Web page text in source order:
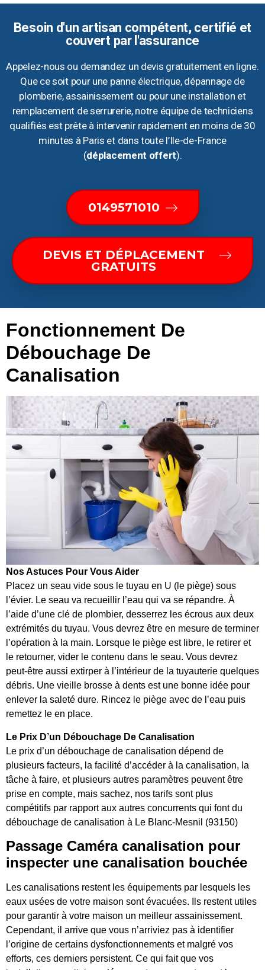
Besoin d'un artisan compétent, certifié et
couvert par l'assurance
Appelez-nous ou demandez un devis gratuitement en ligne.
Que ce soit pour une panne électrique, dépannage de
plomberie, assainissement ou pour une installation et
remplacement de serrurerie, notre équipe de techniciens
qualifiés est prête à intervenir rapidement en moins de 30
minutes à Paris et dans toute l’Ile-de-France
(déplacement offert).
0149571010
DEVIS ET DÉPLACEMENT
GRATUITS
Fonctionnement De
Débouchage De
Canalisation
Nos Astuces Pour Vous Aider
Placez un seau vide sous le tuyau en U (le piège) sous
l’évier. Le seau va recueillir l’eau qui va se répandre. À
l’aide d’une clé de plombier, desserrez les écrous aux deux
extrémités du tuyau. Vous devrez être en mesure de terminer
l’opération à la main. Lorsque le piège est libre, le retirer et
le retourner, vider le contenu dans le seau. Vous devrez
peut-être aussi extirper à l’intérieur de la tuyauterie quelques
débris. Une vieille brosse à dents est une bonne idée pour
enlever la saleté dure. Rincez le piège avec de l’eau puis
remettez le en place.
Le Prix D’un Débouchage De Canalisation
Le prix d’un débouchage de canalisation dépend de
plusieurs facteurs, la facilité d’accéder à la canalisation, la
tâche à faire, et plusieurs autres paramètres peuvent être
prise en compte, mais sachez, nos tarifs sont plus
compétitifs par rapport aux autres concurrents qui font du
débouchage de canalisation à Le Blanc-Mesnil (93150)
Passage Caméra canalisation pour
inspecter une canalisation bouchée
Les canalisations restent les équipements par lesquels les
eaux usées de votre maison sont évacuées. Ils restent utiles
pour garantir à votre maison un meilleur assainissement.
Cependant, il arrive que vous n’arriviez pas à identifier
l’origine de certains dysfonctionnements et malgré vos
efforts, ces derniers persistent. Ce qui fait que vos